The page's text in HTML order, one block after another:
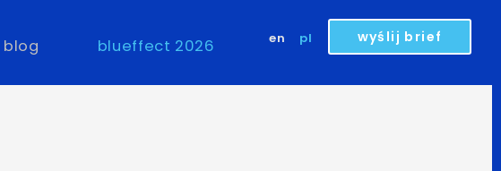
en pl wyślij brief
blog blueffect 2026